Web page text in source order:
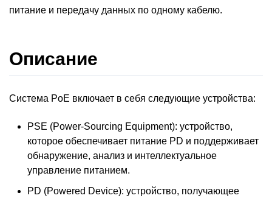
питание и передачу данных по одному кабелю.
Описание
Система PoE включает в себя следующие устройства:
PSE (Power-Sourcing Equipment): устройство,
которое обеспечивает питание PD и поддерживает
обнаружение, анализ и интеллектуальное
управление питанием.
PD (Powered Device): устройство, получающее